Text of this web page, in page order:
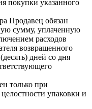
покупки указанного
Продавец обязан
сумму, уплаченную
расходов
возвращенного
дней со дня
только при
упаковки и